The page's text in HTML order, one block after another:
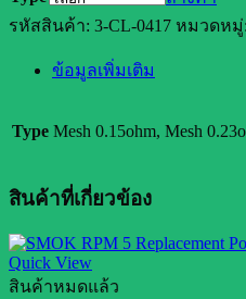
รหัสสินค้า: 3-CL-0417 หมวดหมู่:
ข้อมูลเพิ่มเติม
Type Mesh 0.15ohm, Mesh
สินค้าที่เกี่ยวข้อง
Quick View
สินค้าหมดแล้ว